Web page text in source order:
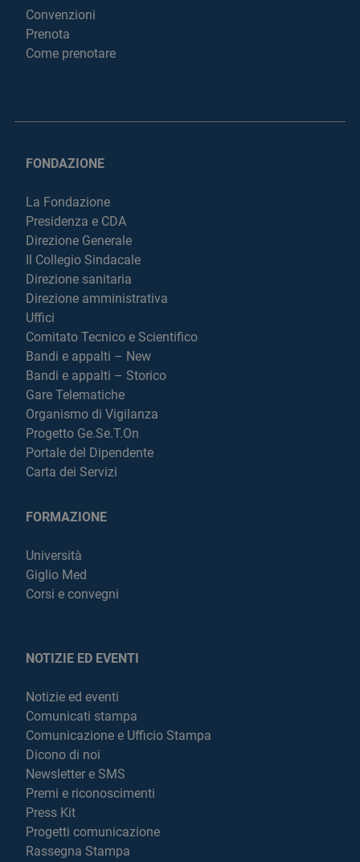
Convenzioni
Prenota
Come prenotare
FONDAZIONE
La Fondazione
Presidenza e CDA
Direzione Generale
Il Collegio Sindacale
Direzione sanitaria
Direzione amministrativa
Uffici
Comitato Tecnico e Scientifico
Bandi e appalti – New
Bandi e appalti – Storico
Gare Telematiche
Organismo di Vigilanza
Progetto Ge.Se.T.On
Portale del Dipendente
Carta dei Servizi
FORMAZIONE
Università
Giglio Med
Corsi e convegni
NOTIZIE ED EVENTI
Notizie ed eventi
Comunicati stampa
Comunicazione e Ufficio Stampa
Dicono di noi
Newsletter e SMS
Premi e riconoscimenti
Press Kit
Progetti comunicazione
Rassegna Stampa